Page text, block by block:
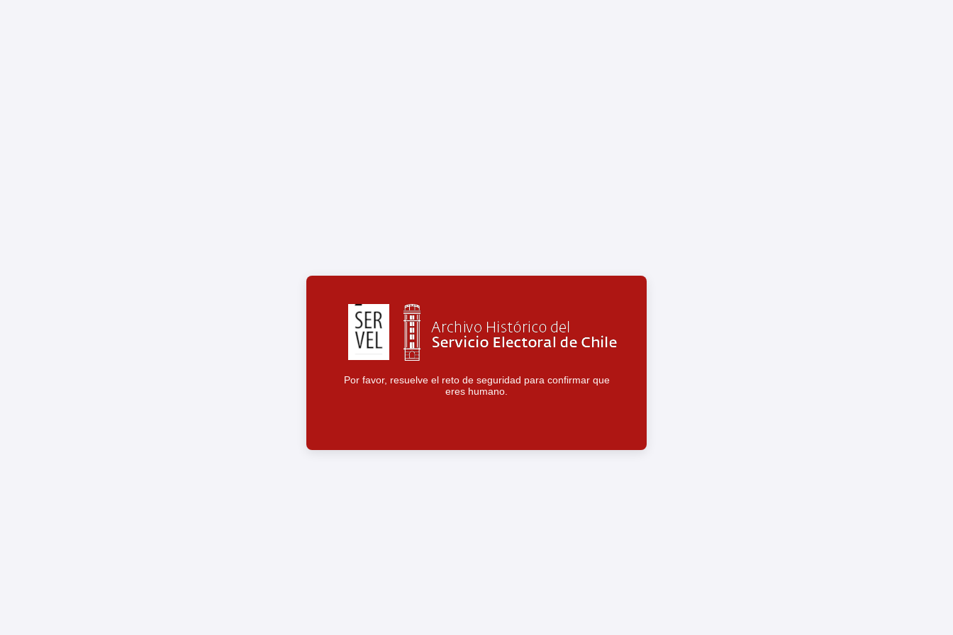
Por favor, resuelve el reto de seguridad para confirmar que
eres humano.